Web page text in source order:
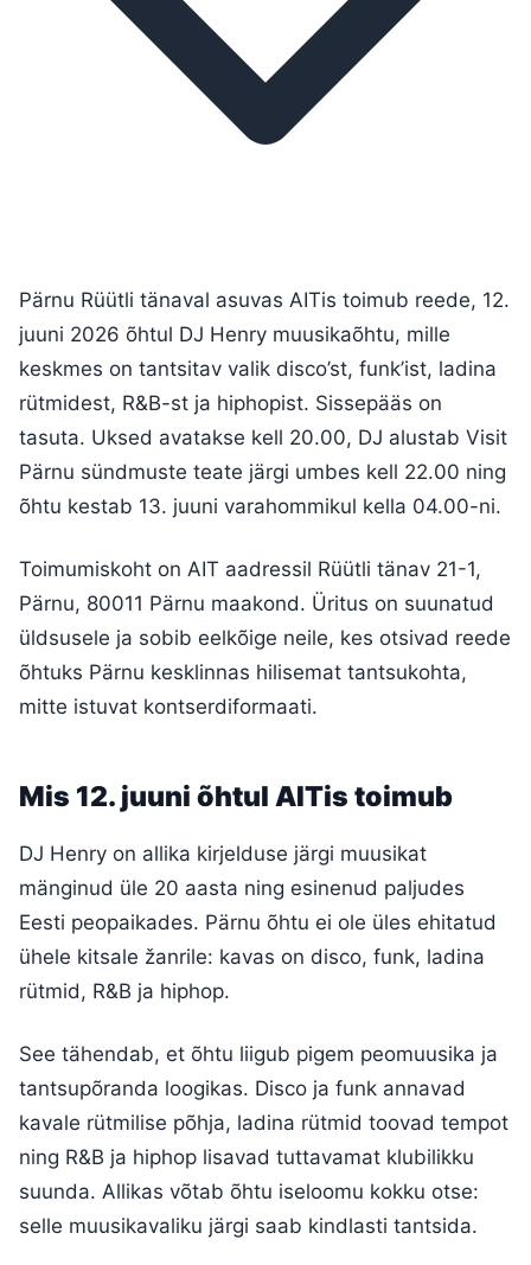
Pärnu Rüütli tänaval asuvas AITis toimub reede, 12.
juuni 2026 õhtul DJ Henry muusikaõhtu, mille
keskmes on tantsitav valik disco’st, funk’ist, ladina
rütmidest, R&B-st ja hiphopist. Sissepääs on
tasuta. Uksed avatakse kell 20.00, DJ alustab Visit
Pärnu sündmuste teate järgi umbes kell 22.00 ning
õhtu kestab 13. juuni varahommikul kella 04.00-ni.
Toimumiskoht on AIT aadressil Rüütli tänav 21-1,
Pärnu, 80011 Pärnu maakond. Üritus on suunatud
üldsusele ja sobib eelkõige neile, kes otsivad reede
õhtuks Pärnu kesklinnas hilisemat tantsukohta,
mitte istuvat kontserdiformaati.
Mis 12. juuni õhtul AITis toimub
DJ Henry on allika kirjelduse järgi muusikat
mänginud üle 20 aasta ning esinenud paljudes
Eesti peopaikades. Pärnu õhtu ei ole üles ehitatud
ühele kitsale žanrile: kavas on disco, funk, ladina
rütmid, R&B ja hiphop.
See tähendab, et õhtu liigub pigem peomuusika ja
tantsupõranda loogikas. Disco ja funk annavad
kavale rütmilise põhja, ladina rütmid toovad tempot
ning R&B ja hiphop lisavad tuttavamat klubilikku
suunda. Allikas võtab õhtu iseloomu kokku otse:
selle muusikavaliku järgi saab kindlasti tantsida.